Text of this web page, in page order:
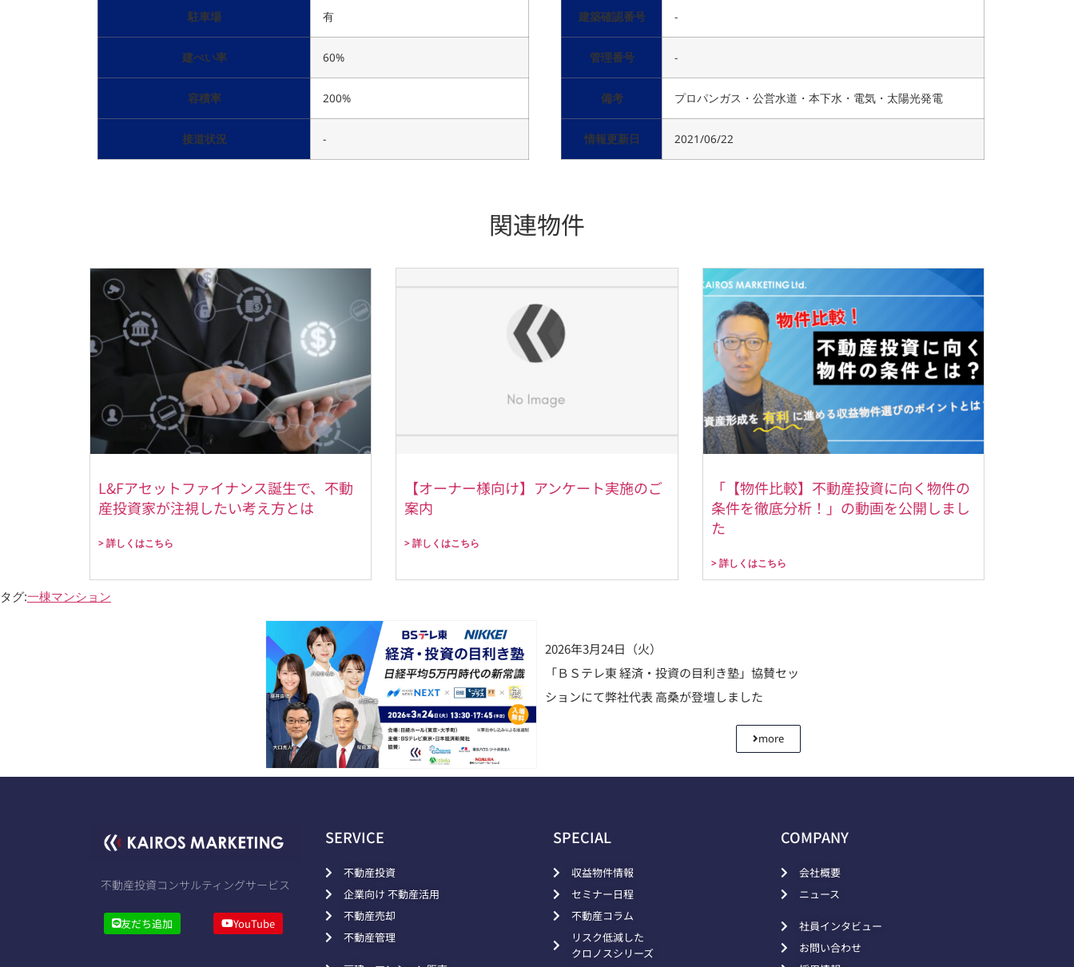
駐車場 有
建ぺい率 60%
容積率 200%
接道状況 -
建築確認番号 -
管理番号 -
備考 プロパンガス・公営水道・本下水・電気・太陽光発電
情報更新日 2021/06/22
関連物件
L&Fアセットファイナンス誕生で、不動
産投資家が注視したい考え方とは
> 詳しくはこちら
【オーナー様向け】アンケート実施のご
案内
> 詳しくはこちら
「【物件比較】不動産投資に向く物件の
条件を徹底分析！」の動画を公開しまし
た
> 詳しくはこちら
タグ:一棟マンション
2026年3月24日（火）
「ＢＳテレ東 経済・投資の目利き塾」協賛セッ
ションにて弊社代表 高桑が登壇しました
more
不動産投資コンサルティングサービス
友だち追加 YouTube
SERVICE
不動産投資
企業向け 不動産活用
不動産売却
不動産管理
SPECIAL
収益物件情報
セミナー日程
不動産コラム
リスク低減した
クロノスシリーズ
COMPANY
会社概要
ニュース
社員インタビュー
お問い合わせ